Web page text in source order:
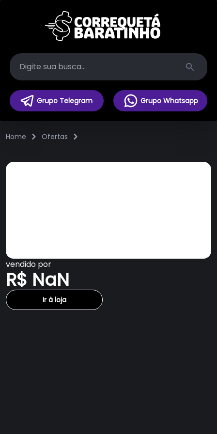
Search
Grupo Telegram Grupo Whatsapp
Home Ofertas
vendido por
R$ NaN
Ir à loja